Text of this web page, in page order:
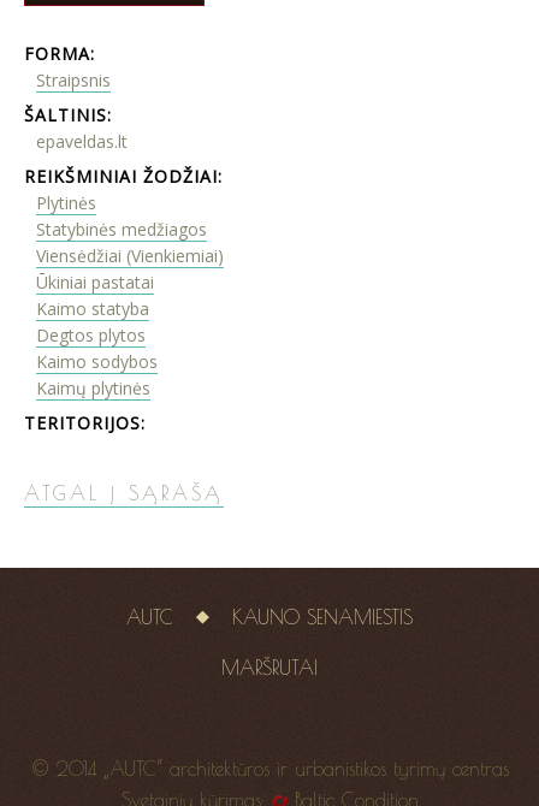
FORMA:
Straipsnis
ŠALTINIS:
epaveldas.lt
REIKŠMINIAI ŽODŽIAI:
Plytinės
Statybinės medžiagos
Viensėdžiai (Vienkiemiai)
Ūkiniai pastatai
Kaimo statyba
Degtos plytos
Kaimo sodybos
Kaimų plytinės
TERITORIJOS:
ATGAL Į SĄRAŠĄ
AUTC KAUNO SENAMIESTIS
MARŠRUTAI
© 2014 „AUTC“ architektūros ir urbanistikos tyrimų centras
Svetainių kūrimas:
Baltic Condition